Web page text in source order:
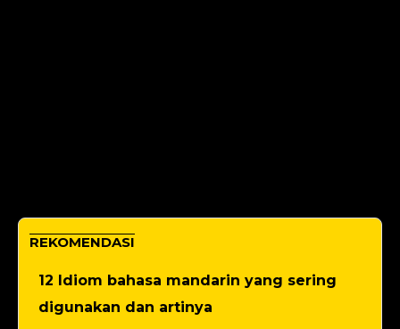
REKOMENDASI
12 Idiom bahasa mandarin yang sering
digunakan dan artinya